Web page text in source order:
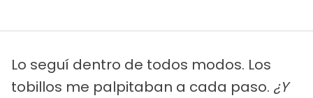
Lo seguí dentro de todos modos. Los
tobillos me palpitaban a cada paso. ¿Y